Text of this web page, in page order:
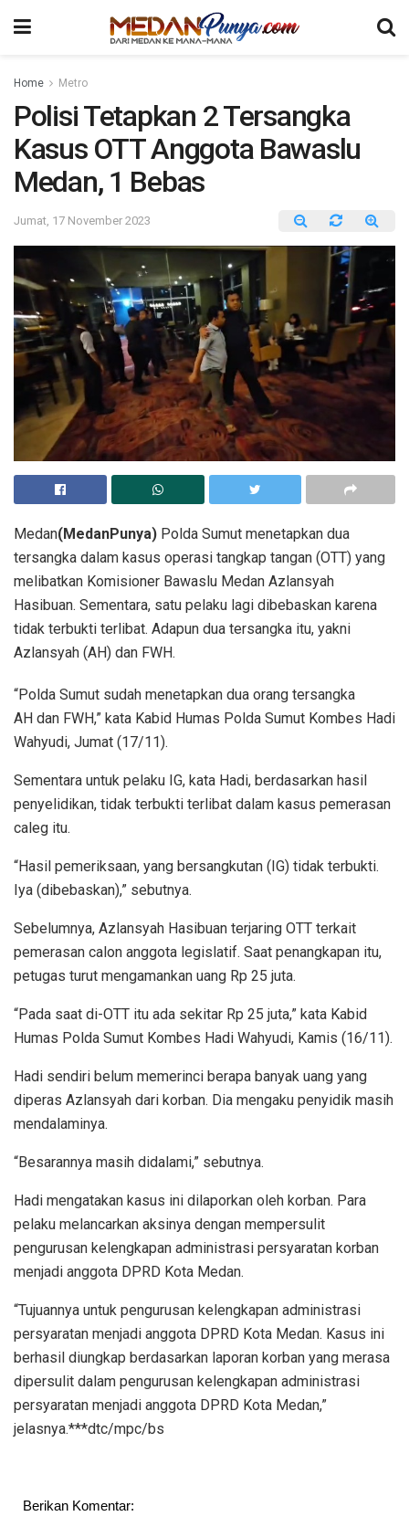
Home Metro
Polisi Tetapkan 2 Tersangka
Kasus OTT Anggota Bawaslu
Medan, 1 Bebas
Jumat, 17 November 2023
Medan(MedanPunya) Polda Sumut menetapkan dua
tersangka dalam kasus operasi tangkap tangan (OTT) yang
melibatkan Komisioner Bawaslu Medan Azlansyah
Hasibuan. Sementara, satu pelaku lagi dibebaskan karena
tidak terbukti terlibat. Adapun dua tersangka itu, yakni
Azlansyah (AH) dan FWH.
“Polda Sumut sudah menetapkan dua orang tersangka
AH dan FWH,” kata Kabid Humas Polda Sumut Kombes Hadi
Wahyudi, Jumat (17/11).
Sementara untuk pelaku IG, kata Hadi, berdasarkan hasil
penyelidikan, tidak terbukti terlibat dalam kasus pemerasan
caleg itu.
“Hasil pemeriksaan, yang bersangkutan (IG) tidak terbukti.
Iya (dibebaskan),” sebutnya.
Sebelumnya, Azlansyah Hasibuan terjaring OTT terkait
pemerasan calon anggota legislatif. Saat penangkapan itu,
petugas turut mengamankan uang Rp 25 juta.
“Pada saat di-OTT itu ada sekitar Rp 25 juta,” kata Kabid
Humas Polda Sumut Kombes Hadi Wahyudi, Kamis (16/11).
Hadi sendiri belum memerinci berapa banyak uang yang
diperas Azlansyah dari korban. Dia mengaku penyidik masih
mendalaminya.
“Besarannya masih didalami,” sebutnya.
Hadi mengatakan kasus ini dilaporkan oleh korban. Para
pelaku melancarkan aksinya dengan mempersulit
pengurusan kelengkapan administrasi persyaratan korban
menjadi anggota DPRD Kota Medan.
“Tujuannya untuk pengurusan kelengkapan administrasi
persyaratan menjadi anggota DPRD Kota Medan. Kasus ini
berhasil diungkap berdasarkan laporan korban yang merasa
dipersulit dalam pengurusan kelengkapan administrasi
persyaratan menjadi anggota DPRD Kota Medan,”
jelasnya.***dtc/mpc/bs
Berikan Komentar: